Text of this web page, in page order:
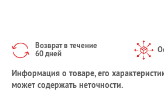
Возврат в течение
60 дней
Информация о товаре, его
может содержать неточности.